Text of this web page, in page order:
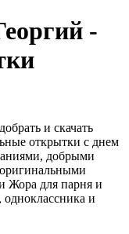
-
и скачать
открытки с днем
добрыми
Жора для парня и
и